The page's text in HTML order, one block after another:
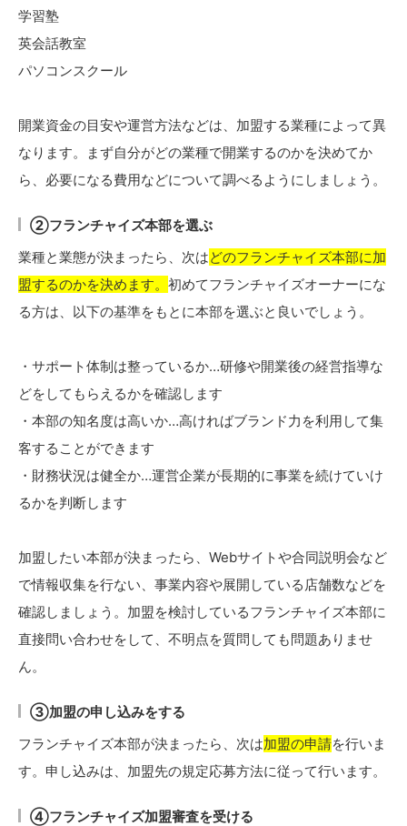
学習塾
英会話教室
パソコンスクール
開業資金の目安や運営方法などは、加盟する業種によって異
なります。まず自分がどの業種で開業するのかを決めてか
ら、必要になる費用などについて調べるようにしましょう。
②フランチャイズ本部を選ぶ
業種と業態が決まったら、次はどのフランチャイズ本部に加
盟するのかを決めます。 初めてフランチャイズオーナーにな
る方は、以下の基準をもとに本部を選ぶと良いでしょう。
・サポート体制は整っているか…研修や開業後の経営指導な
どをしてもらえるかを確認します
・本部の知名度は高いか…高ければブランド力を利用して集
客することができます
・財務状況は健全か…運営企業が長期的に事業を続けていけ
るかを判断します
加盟したい本部が決まったら、Webサイトや合同説明会など
で情報収集を行ない、事業内容や展開している店舗数などを
確認しましょう。加盟を検討しているフランチャイズ本部に
直接問い合わせをして、不明点を質問しても問題ありませ
ん。
③加盟の申し込みをする
フランチャイズ本部が決まったら、次は加盟の申請を行いま
す。申し込みは、加盟先の規定応募方法に従って行います。
④フランチャイズ加盟審査を受ける